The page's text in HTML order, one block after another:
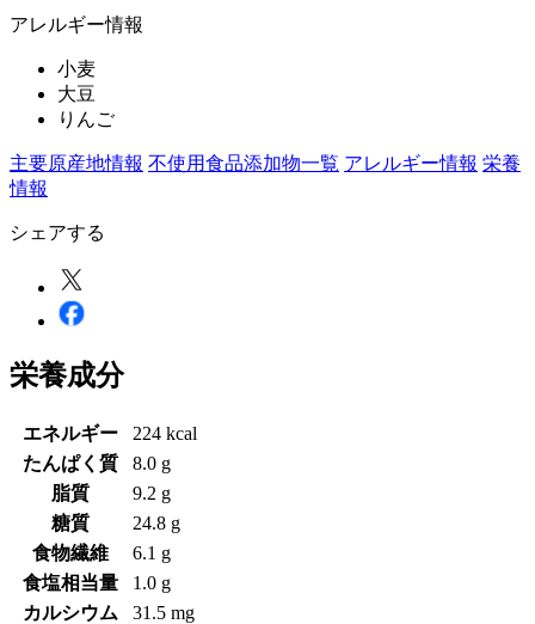
アレルギー情報
小麦
大豆
りんご
主要原産地情報 不使用食品添加物一覧 アレルギー情報 栄養
情報
シェアする
栄養成分
エネルギー
224 kcal
たんぱく質
8.0 g
脂質
9.2 g
糖質
24.8 g
食物繊維
6.1 g
食塩相当量
1.0 g
カルシウム
31.5 mg